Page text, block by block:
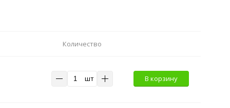
Количество
шт В корзину